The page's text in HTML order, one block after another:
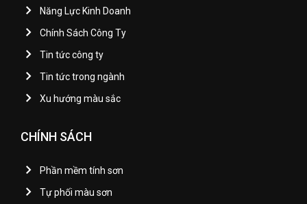
Năng Lực Kinh Doanh
Chính Sách Công Ty
Tin tức công ty
Tin tức trong ngành
Xu hướng màu sắc
CHÍNH SÁCH
Phần mềm tính sơn
Tự phối màu sơn